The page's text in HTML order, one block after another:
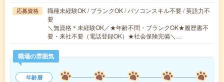
応募資格
職種未経験OK / ブランクOK / パソコンスキル不要 / 英語力不
要
＼無資格＊未経験OK／★年齢不問・ブランクOK★履歴書不
要・来社不要（電話登録OK）★社会保険完備＼…
職場の雰囲気
年齢層